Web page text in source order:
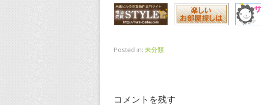
Posted in: 未分類
コメントを残す